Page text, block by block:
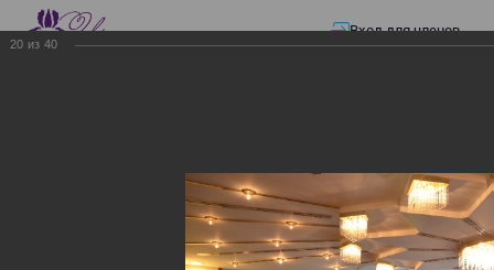
Вход для членов
Презентации—Изменения в трудовом и налоговом
законодательстве: Обязательное медицинское страхование, всеобщее
налоговое декларирование, изменения в налоговом законодательстве
2017 года в части ИПН и СН
20 из 40